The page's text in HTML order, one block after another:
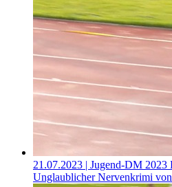
21.07.2023 | Jugend-DM
Unglaublicher Nervenkrimi